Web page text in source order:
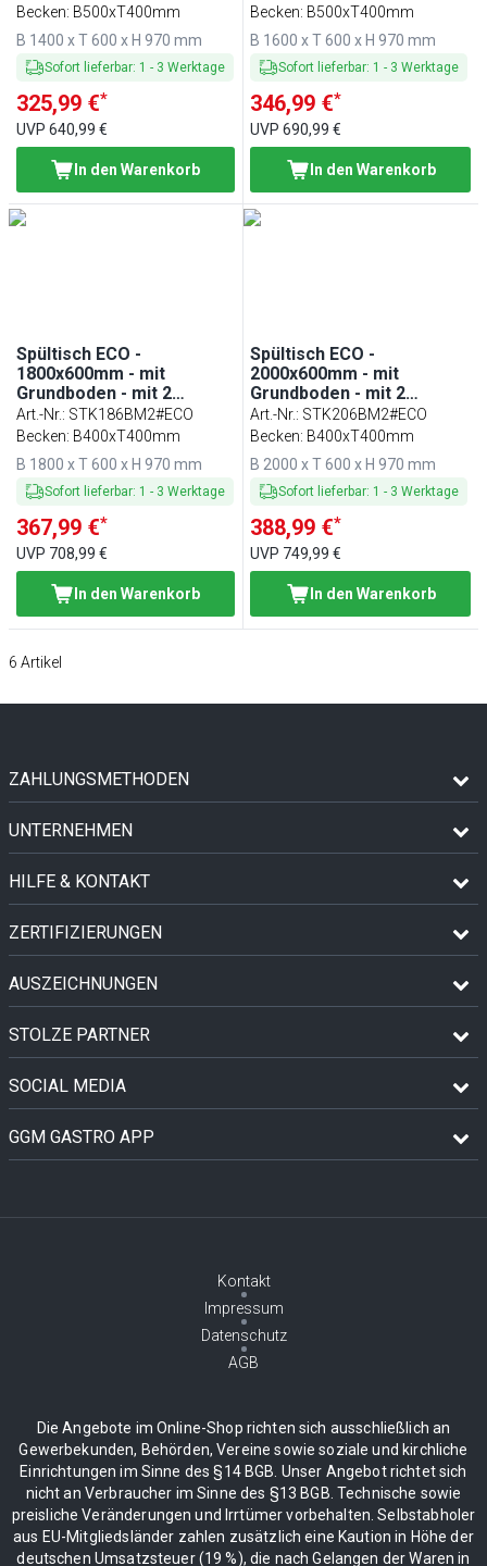
Becken: B500xT400mm
B 1400 x T 600 x H 970 mm
Sofort lieferbar: 1 - 3 Werktage
325,99 €*
UVP 640,99 €
In den Warenkorb
Becken: B500xT400mm
B 1600 x T 600 x H 970 mm
Sofort lieferbar: 1 - 3 Werktage
346,99 €*
UVP690,99 €
In den Warenkorb
Spültisch ECO -
1800x600mm - mit
Grundboden - mit 2
Becken mittig
Art.-Nr.: STK186BM2#ECO
Becken: B400xT400mm
B 1800 x T 600 x H 970 mm
Sofort lieferbar: 1 - 3 Werktage
367,99 €*
UVP 708,99 €
In den Warenkorb
Spültisch ECO -
2000x600mm - mit
Grundboden - mit 2
Becken mittig
Art.-Nr.: STK206BM2#ECO
Becken: B400xT400mm
B 2000 x T 600 x H 970 mm
Sofort lieferbar: 1 - 3 Werktage
388,99 €*
UVP 749,99 €
In den Warenkorb
6 Artikel
ZAHLUNGSMETHODEN
UNTERNEHMEN
HILFE & KONTAKT
ZERTIFIZIERUNGEN
AUSZEICHNUNGEN
STOLZE PARTNER
SOCIAL MEDIA
GGM GASTRO APP
Kontakt
Impressum
Datenschutz
AGB
Die Angebote im Online-Shop richten sich ausschließlich an
Gewerbekunden, Behörden, Vereine sowie soziale und kirchliche
Einrichtungen im Sinne des §14 BGB. Unser Angebot richtet sich
nicht an Verbraucher im Sinne des §13 BGB. Technische sowie
preisliche Veränderungen und Irrtümer vorbehalten. Selbstabholer
aus EU-Mitgliedsländer zahlen zusätzlich eine Kaution in Höhe der
deutschen Umsatzsteuer (19 %), die nach Gelangen der Waren in